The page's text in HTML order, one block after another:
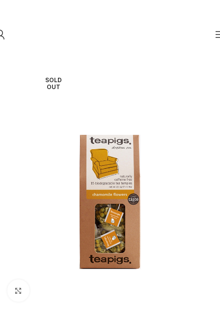
SOLD
OUT